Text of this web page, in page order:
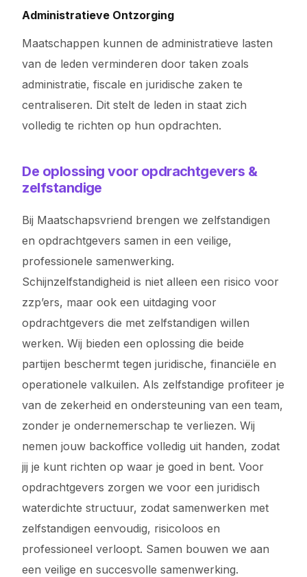
Administratieve Ontzorging
Maatschappen kunnen de administratieve lasten
van de leden verminderen door taken zoals
administratie, fiscale en juridische zaken te
centraliseren. Dit stelt de leden in staat zich
volledig te richten op hun opdrachten.
De oplossing voor opdrachtgevers &
zelfstandige
Bij Maatschapsvriend brengen we zelfstandigen
en opdrachtgevers samen in een veilige,
professionele samenwerking.
Schijnzelfstandigheid is niet alleen een risico voor
zzp’ers, maar ook een uitdaging voor
opdrachtgevers die met zelfstandigen willen
werken. Wij bieden een oplossing die beide
partijen beschermt tegen juridische, financiële en
operationele valkuilen. Als zelfstandige profiteer je
van de zekerheid en ondersteuning van een team,
zonder je ondernemerschap te verliezen. Wij
nemen jouw backoffice volledig uit handen, zodat
jij je kunt richten op waar je goed in bent. Voor
opdrachtgevers zorgen we voor een juridisch
waterdichte structuur, zodat samenwerken met
zelfstandigen eenvoudig, risicoloos en
professioneel verloopt. Samen bouwen we aan
een veilige en succesvolle samenwerking.